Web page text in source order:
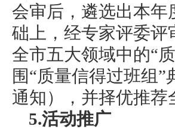
会审后，遴选出本年
础上，经专家评委评
全市五大领域中的“
围“质量信得过班组
通知），并择优推
5.活动推广